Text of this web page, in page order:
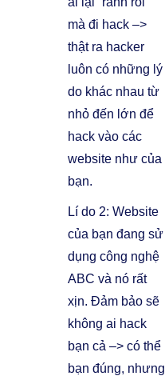
mà đi hack –>
thật ra hacker
luôn có những lý
do khác nhau từ
nhỏ đến lớn để
hack vào các
website như của
bạn.
Lí do 2: Website
của bạn đang sử
dụng công nghệ
ABC và nó rất
xịn. Đảm bảo sẽ
không ai hack
bạn cả –> có thể
bạn đúng, nhưng